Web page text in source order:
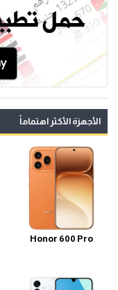
الأجهزة الأكثر اهتماماً
Honor 600 Pro